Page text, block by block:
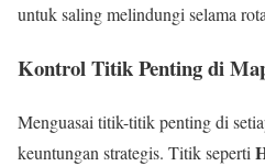
untuk saling melindungi selama
Kontrol Titik Penting di
Menguasai titik-titik penting di
keuntungan strategis. Titik seperti